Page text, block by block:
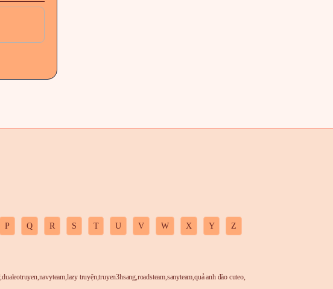
P Q R S T U V W X Y Z
,dualeotruyen,navyteam,lazy truyện,truyen3hsang,roadsteam,sanyteam,quả anh đào cuteo,